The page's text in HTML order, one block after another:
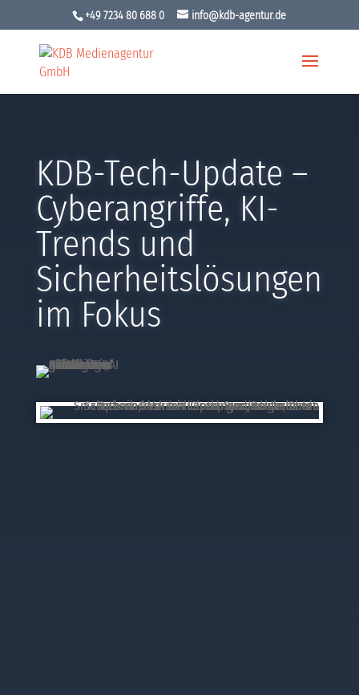
+49 7234 80 688 0 info@kdb-agentur.de
KDB-Tech-Update –
Cyberangriffe, KI-
Trends und
Sicherheitslösungen
im Fokus